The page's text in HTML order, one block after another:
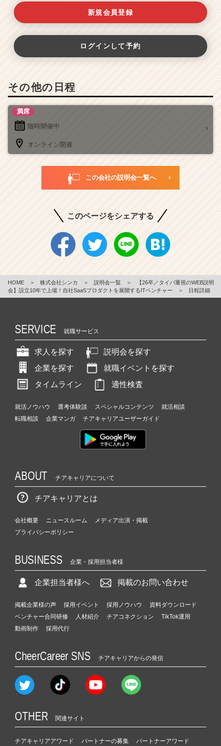
新規会員登録
ログインして予約
その他の日程
随時開催中
満席
オンライン開催
この会社の説明会一覧へ
このページをシェアする
HOME ＞ 株式会社シンカ ＞ 説明会一覧 ＞
【26卒／タイパ重視のWEB説明
会】設立10年で上場！自社SaaSプロダクトを展開するITベンチャー
＞ 日程詳細
SERVICE 就職サービス
求人を探す
説明会を探す
企業を探す
就職イベントを探す
タイムライン
適性検査
就活ノウハウ 選考体験談 スペシャルコンテンツ
就活相談
転職相談
企業マンガ チアキャリアユーザーガイド
ABOUT チアキャリアについて
チアキャリアとは
会社概要 ニュースルーム
メディア出演・掲載
プライバシーポリシー
BUSINESS 企業・採用担当者様
企業担当者様へ 掲載のお問い合わせ
掲載企業様の声 採用イベント 採用ノウハウ
資料ダウンロード
ベンチャー合同研修
人材紹介 チアコネクション
TikTok運用
動画制作
採用代行
CheerCareer SNS チアキャリアからの発信
OTHER 関連サイト
チアキャリアアワード パートナーの募集 パートナーアワード